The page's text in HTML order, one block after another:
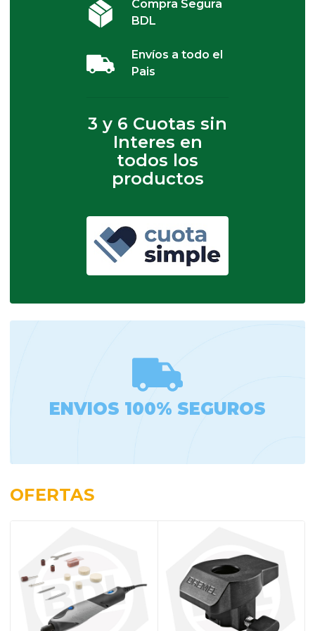
Compra Segura
BDL
Envíos a todo el
Pais
3 y 6 Cuotas sin
Interes en
todos los
productos
ENVIOS 100% SEGUROS
OFERTAS